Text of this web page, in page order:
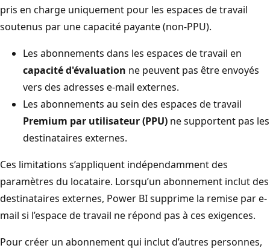
pris en charge uniquement pour les espaces de travail
soutenus par une capacité payante (non-PPU).
Les abonnements dans les espaces de travail en
capacité d'évaluation ne peuvent pas être envoyés
vers des adresses e-mail externes.
Les abonnements au sein des espaces de travail
Premium par utilisateur (PPU) ne supportent pas les
destinataires externes.
Ces limitations s’appliquent indépendamment des
paramètres du locataire. Lorsqu’un abonnement inclut des
destinataires externes, Power BI supprime la remise par e-
mail si l’espace de travail ne répond pas à ces exigences.
Pour créer un abonnement qui inclut d’autres personnes,